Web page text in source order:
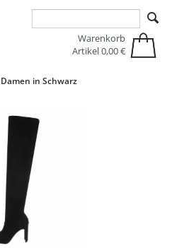
Zum Hauptinhalt springen
Warenkorb
Artikel0,00 €
in Schwarz